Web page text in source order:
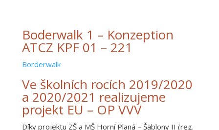
Boderwalk 1 – Konzeption
ATCZ KPF 01 – 221
Borderwalk
Ve školních rocích 2019/2020
a 2020/2021 realizujeme
projekt EU – OP VVV
Díky projektu ZŠ a MŠ Horní Planá – Šablony II (reg.